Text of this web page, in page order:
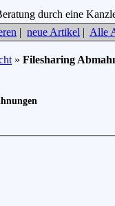
| neue Artikel | Alle
» Filesharing